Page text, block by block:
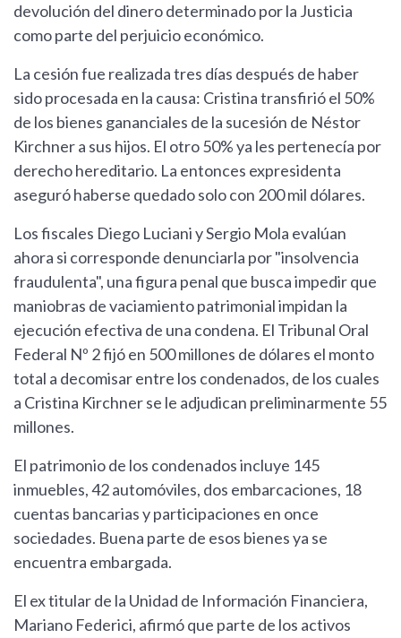
devolución del dinero determinado por la Justicia
como parte del perjuicio económico.
La cesión fue realizada tres días después de haber
sido procesada en la causa: Cristina transfirió el 50%
de los bienes gananciales de la sucesión de Néstor
Kirchner a sus hijos. El otro 50% ya les pertenecía por
derecho hereditario. La entonces expresidenta
aseguró haberse quedado solo con 200 mil dólares.
Los fiscales Diego Luciani y Sergio Mola evalúan
ahora si corresponde denunciarla por "insolvencia
fraudulenta", una figura penal que busca impedir que
maniobras de vaciamiento patrimonial impidan la
ejecución efectiva de una condena. El Tribunal Oral
Federal Nº 2 fijó en 500 millones de dólares el monto
total a decomisar entre los condenados, de los cuales
a Cristina Kirchner se le adjudican preliminarmente 55
millones.
El patrimonio de los condenados incluye 145
inmuebles, 42 automóviles, dos embarcaciones, 18
cuentas bancarias y participaciones en once
sociedades. Buena parte de esos bienes ya se
encuentra embargada.
El ex titular de la Unidad de Información Financiera,
Mariano Federici, afirmó que parte de los activos